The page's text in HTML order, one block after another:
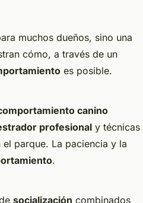
muchos dueños, sino una
cómo, a través de un
es posible.
canino
profesional y técnicas
parque. La paciencia y la
.
socialización combinados